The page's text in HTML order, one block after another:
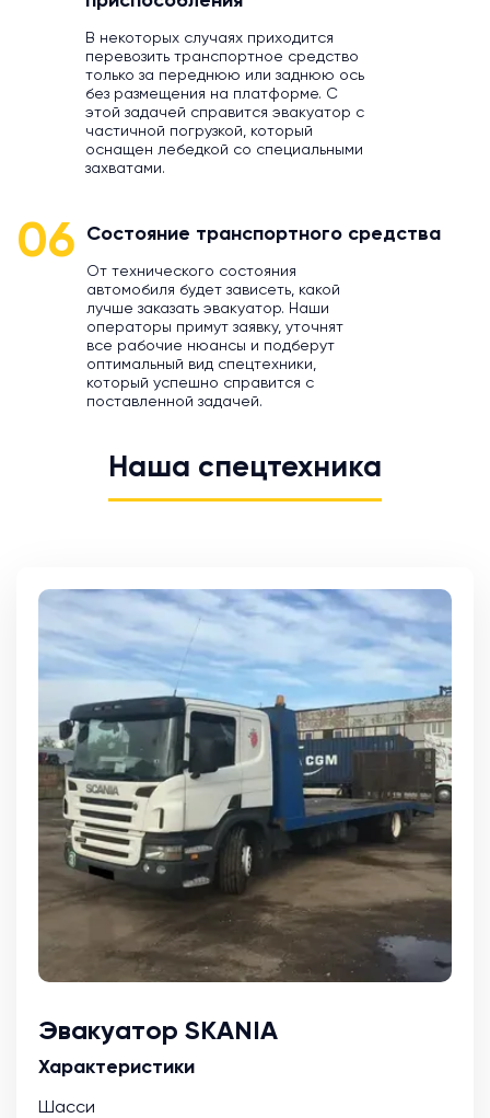
В некоторых случаях приходится
перевозить транспортное средство
только за переднюю или заднюю ось
без размещения на платформе. С
этой задачей справится эвакуатор с
частичной погрузкой, который
оснащен лебедкой со специальными
захватами.
06 Состояние транспортного средства
От технического состояния
автомобиля будет зависеть, какой
лучше заказать эвакуатор. Наши
операторы примут заявку, уточнят
все рабочие нюансы и подберут
оптимальный вид спецтехники,
который успешно справится с
поставленной задачей.
Наша спецтехника
Эвакуатор SKANIA
Характеристики
Шасси